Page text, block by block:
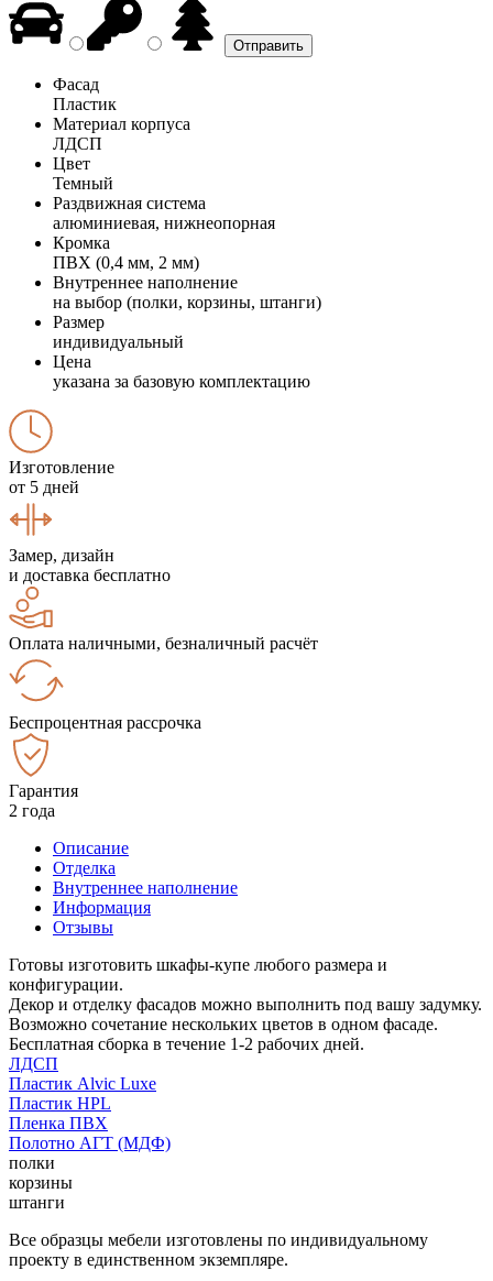
Фасад
Пластик
Материал корпуса
ЛДСП
Цвет
Темный
Раздвижная система
алюминиевая, нижнеопорная
Кромка
ПВХ (0,4 мм, 2 мм)
Внутреннее наполнение
на выбор (полки, корзины, штанги)
Размер
индивидуальный
Цена
указана за базовую комплектацию
Изготовление
от 5 дней
Замер, дизайн
и доставка бесплатно
Оплата наличными, безналичный расчёт
Беспроцентная рассрочка
Гарантия
2 года
Описание
Отделка
Внутреннее наполнение
Информация
Отзывы
Готовы изготовить шкафы-купе любого размера и
конфигурации.
Декор и отделку фасадов можно выполнить под вашу задумку.
Возможно сочетание нескольких цветов в одном фасаде.
Бесплатная сборка в течение 1-2 рабочих дней.
ЛДСП
Пластик Alvic Luxe
Пластик HPL
Пленка ПВХ
Полотно АГТ (МДФ)
полки
корзины
штанги
Все образцы мебели изготовлены по индивидуальному
проекту в единственном экземпляре.